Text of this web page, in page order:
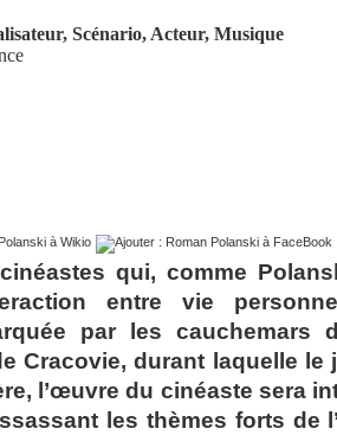
Scénario, Acteur, Musique
qui, comme
entre vie
par les cauchemars
Cracovie, durant laquelle le
l’œuvre du cinéaste sera
les thèmes forts de